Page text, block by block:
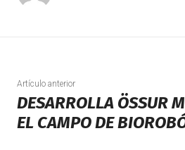
Artículo anterior
DESARROLLA ÖSSUR
EL CAMPO DE